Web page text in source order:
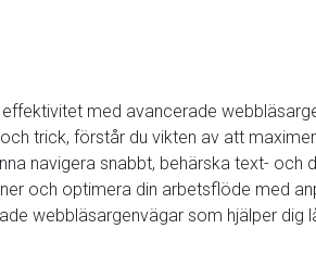
med avancerade
trick, förstår du vikten av att
navigera snabbt, behärska text-
och optimera din arbetsflöde med
webbläsargenvägar som hjälper dig